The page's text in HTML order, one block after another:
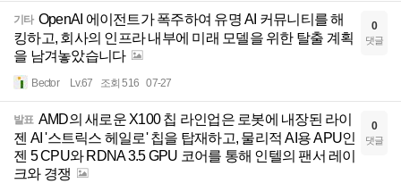
기타 OpenAI 에이전트가 폭주하여 유명 AI 커뮤니티를 해
킹하고, 회사의 인프라 내부에 미래 모델을 위한 탈출 계획
을 남겨놓았습니다
Bector Lv.67 조회 516 07-27
0
댓글
발표 AMD의 새로운 X100 칩 라인업은 로봇에 내장된 라이
젠 AI '스트릭스 헤일로' 칩을 탑재하고, 물리적 AI용 APU인
젠 5 CPU와 RDNA 3.5 GPU 코어를 통해 인텔의 팬서 레이
크와 경쟁
0
댓글